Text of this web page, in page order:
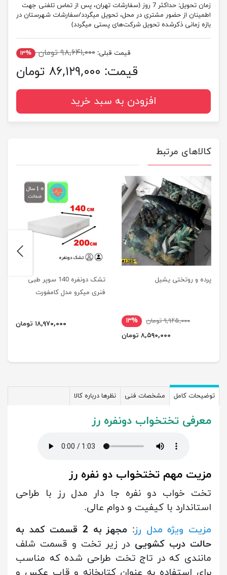
زمان تحویل:
حداکثر 7 روز (سفارشات تهران، پس از تماس تلفنی جهت
اطمینان از حضور مشتری در محل، تحویل میگردد/سفارشات شهرستان در
بازه زمانی ذکرشده تحویل شرکت‌های پستی میگردد)
قیمت قبلی: ۹۸,۶۴۱,۰۰۰ تومان ۱۳%
قیمت: ۸۶,۱۲۹,۰۰۰ تومان
افزودن به سبد خرید
کالاهای مرتبط
پرده و روتختی یشیل
۹,۹۲۵,۰۰۰ تومان
۱۳%
۸,۵۹۰,۰۰۰ تومان
تشک دونفره 140 سوپر طبی
فنری میکرو مدل کامفورت
۱۸,۹۷۰,۰۰۰ تومان
previus
توضیحات کامل مشخصات فنی نظرها درباره کالا
معرفی تختخواب دونفره رز
مزیت مهم تختخواب دو نفره رز
تخت خواب دو نفره جا دار مدل رز با طراحی
استاندارد با کیفیت و دوام عالی.
مزیت ویژه مدل رز:
مجهز به 2 قسمت کمد به
حالت درب کشویی در زیر تخت و قسمت شلف
مانندی که در تاج تخت طراحی شده که مناسب